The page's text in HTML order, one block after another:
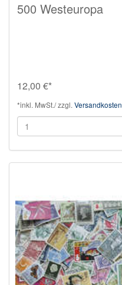
500 Westeuropa
12,00 €*
*inkl. MwSt./ zzgl. Versandkosten